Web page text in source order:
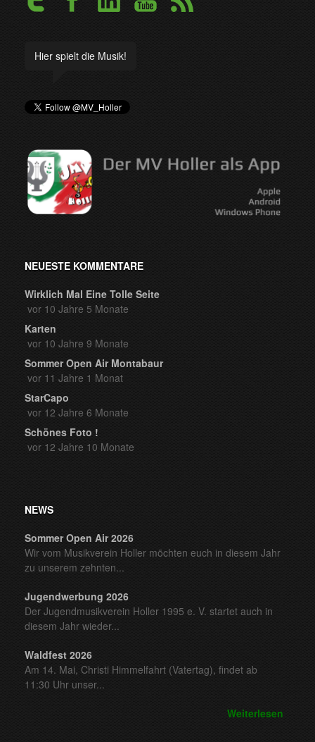
Hier spielt die Musik!
NEUESTE KOMMENTARE
Wirklich Mal Eine Tolle Seite
vor 10 Jahre 5 Monate
Karten
vor 10 Jahre 9 Monate
Sommer Open Air Montabaur
vor 11 Jahre 1 Monat
StarCapo
vor 12 Jahre 6 Monate
Schönes Foto !
vor 12 Jahre 10 Monate
NEWS
Sommer Open Air 2026
Wir vom Musikverein Holler möchten euch in diesem Jahr
zu unserem zehnten...
Jugendwerbung 2026
Der Jugendmusikverein Holler 1995 e. V. startet auch in
diesem Jahr wieder...
Waldfest 2026
Am 14. Mai, Christi Himmelfahrt (Vatertag), findet ab
11:30 Uhr unser...
Weiterlesen